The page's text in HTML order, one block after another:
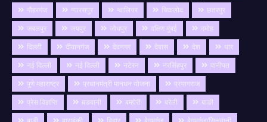
गौहरगंज
ग्यारसपुर ग्वालियर चिकलोद
छतरपुर
जबलपुर
जयपुर जोधपुर दक्षिण मुंबई
दमोह
दिल्ली
दीवानगंज देवनगर देवास देश
धार
नई दिल्ली
नई दिल्ली नटेरन नरसिंहपुर
पानीपत
पुणे महाराष्ट्र
प्रधानमंत्री मानधन योजना
प्रयागराज
प्रेस विज्ञप्ति
बङवानी बम्होरी बरेली
बाङी